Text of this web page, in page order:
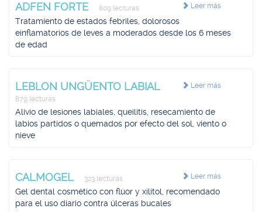
Leer más
ADFEN FORTE 809 lecturas
Tratamiento de estados febriles, dolorosos
einflamatorios de leves a moderados desde los 6 meses
de edad
Leer más
LEBLON UNGÜENTO LABIAL
879 lecturas
Alivio de lesiones labiales, queilitis, resecamiento de
labios partidos o quemados por efecto del sol, viento o
nieve
Leer más
CALMOGEL 323 lecturas
Gel dental cosmético con flúor y xilitol, recomendado
para el uso diario contra úlceras bucales